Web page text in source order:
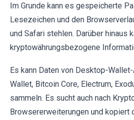
Im Grunde kann es gespeicherte
Lesezeichen und den
und Safari stehlen. Darüber hinaus
kryptowährungsbezogene
Es kann Daten von Desktop-
Wallet, Bitcoin Core, Electrum,
sammeln. Es sucht auch nach
Browsererweiterungen und kopiert